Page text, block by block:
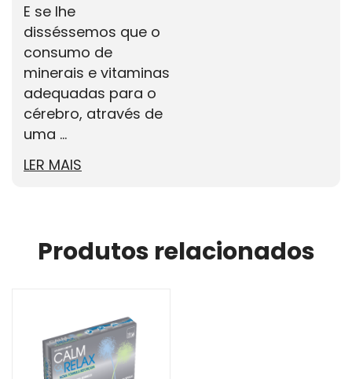
E se lhe
disséssemos que o
consumo de
minerais e vitaminas
adequadas para o
cérebro, através de
uma ...
LER MAIS
Produtos relacionados